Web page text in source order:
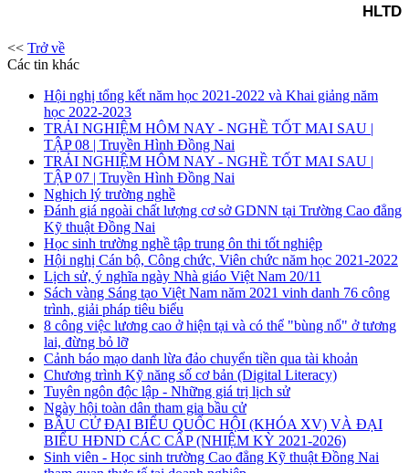
HLTD
<< Trở về
Các tin khác
Hội nghị tổng kết năm học 2021-2022 và Khai giảng năm
học 2022-2023
TRẢI NGHIỆM HÔM NAY - NGHỀ TỐT MAI SAU |
TẬP 08 | Truyền Hình Đồng Nai
TRẢI NGHIỆM HÔM NAY - NGHỀ TỐT MAI SAU |
TẬP 07 | Truyền Hình Đồng Nai
Nghịch lý trường nghề
Đánh giá ngoài chất lượng cơ sở GDNN tại Trường Cao đẳng
Kỹ thuật Đồng Nai
Học sinh trường nghề tập trung ôn thi tốt nghiệp
Hội nghị Cán bộ, Công chức, Viên chức năm học 2021-2022
Lịch sử, ý nghĩa ngày Nhà giáo Việt Nam 20/11
Sách vàng Sáng tạo Việt Nam năm 2021 vinh danh 76 công
trình, giải pháp tiêu biểu
8 công việc lương cao ở hiện tại và có thể "bùng nổ" ở tương
lai, đừng bỏ lỡ
Cảnh báo mạo danh lừa đảo chuyển tiền qua tài khoản
Chương trình Kỹ năng số cơ bản (Digital Literacy)
Tuyên ngôn độc lập - Những giá trị lịch sử
Ngày hội toàn dân tham gia bầu cử
BẦU CỬ ĐẠI BIỂU QUỐC HỘI (KHÓA XV) VÀ ĐẠI
BIỂU HĐND CÁC CẤP (NHIỆM KỲ 2021-2026)
Sinh viên - Học sinh trường Cao đẳng Kỹ thuật Đồng Nai